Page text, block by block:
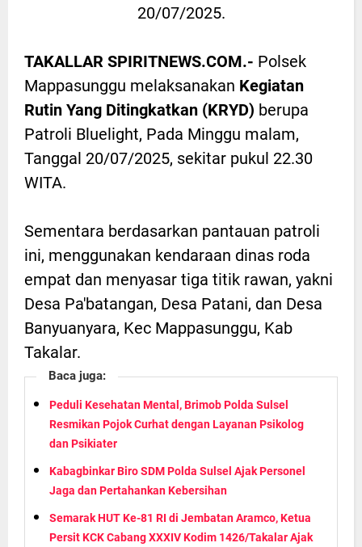
20/07/2025.
TAKALLAR SPIRITNEWS.COM.- Polsek
Mappasunggu melaksanakan Kegiatan
Rutin Yang Ditingkatkan (KRYD) berupa
Patroli Bluelight, Pada Minggu malam,
Tanggal 20/07/2025, sekitar pukul 22.30
WITA.
Sementara berdasarkan pantauan patroli
ini, menggunakan kendaraan dinas roda
empat dan menyasar tiga titik rawan, yakni
Desa Pa'batangan, Desa Patani, dan Desa
Banyuanyara, Kec Mappasunggu, Kab
Takalar.
Baca juga:
Peduli Kesehatan Mental, Brimob Polda Sulsel
Resmikan Pojok Curhat dengan Layanan Psikolog
dan Psikiater
Kabagbinkar Biro SDM Polda Sulsel Ajak Personel
Jaga dan Pertahankan Kebersihan
Semarak HUT Ke-81 RI di Jembatan Aramco, Ketua
Persit KCK Cabang XXXIV Kodim 1426/Takalar Ajak